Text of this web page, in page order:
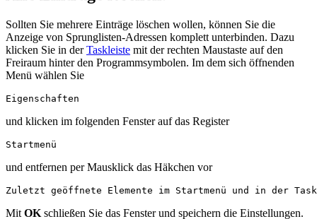
Sollten Sie mehrere Einträge löschen wollen, können Sie die
Anzeige von Sprunglisten-Adressen komplett unterbinden. Dazu
klicken Sie in derTaskleiste mit der rechten Maustaste auf den
Freiraum hinter den Programmsymbolen. Im dem sich öffnenden
Menü wählen Sie
Eigenschaften
und klicken im folgenden Fenster auf das Register
Startmenü
und entfernen per Mausklick das Häkchen vor
Zuletzt geöffnete Elemente im Startmenü und in der
Mit OK schließen Sie das Fenster und speichern die Einstellungen.